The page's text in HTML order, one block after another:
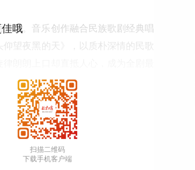
级。音乐创作融合民族歌剧经典唱
望夜黑的天》，以质朴深情的民歌
国家艺术基金资助项目、教育部“铸
在第十三批在韩志愿军烈士遗骸归
艺术之名告慰英灵，引发国人广泛
哦
扫描二维码
下载手机客户端